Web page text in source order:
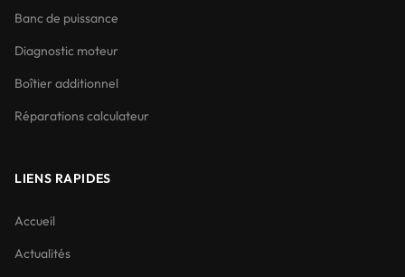
Banc de puissance
Diagnostic moteur
Boîtier additionnel
Réparations calculateur
LIENS RAPIDES
Accueil
Actualités